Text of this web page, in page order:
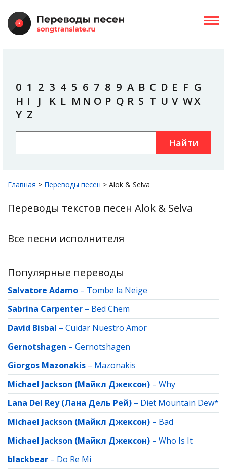
0 1 2 3 4 5 6 7 8 9 A B C D E F G
H I J K L M N O P Q R S T U V WX
Y Z
Найти
Главная > Переводы песен > Alok & Selva
Переводы текстов песен Alok & Selva
Все песни исполнителя
Популярные переводы
Salvatore Adamo – Tombe la Neige
Sabrina Carpenter – Bed Chem
David Bisbal – Cuidar Nuestro Amor
Gernotshagen – Gernotshagen
Giorgos Mazonakis – Mazonakis
Michael Jackson (Майкл Джексон) – Why
Lana Del Rey (Лана Дель Рей) – Diet Mountain Dew*
Michael Jackson (Майкл Джексон) – Bad
Michael Jackson (Майкл Джексон) – Who Is It
blackbear – Do Re Mi